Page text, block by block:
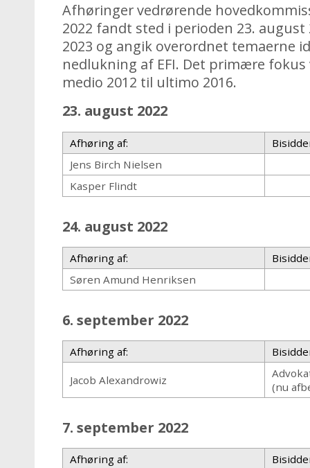
Afhøringer vedrørende
2022 fandt sted i perioden 23.
2023 og angik overordnet temaerne
nedlukning af EFI. Det primære
medio 2012 til ultimo 2016.
23. august 2022
Afhøring af:
Jens Birch Nielsen
Kasper Flindt
24. august 2022
Afhøring af:
Søren Amund Henriksen
6. september 2022
Afhøring af:
Jacob Alexandrowiz
(nu
7. september 2022
Afhøring af: